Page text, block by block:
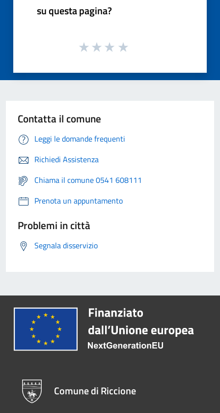
su questa pagina?
Contatta il comune
Leggi le domande frequenti
Richiedi Assistenza
Chiama il comune 0541 608111
Prenota un appuntamento
Problemi in città
Segnala disservizio
Comune di Riccione